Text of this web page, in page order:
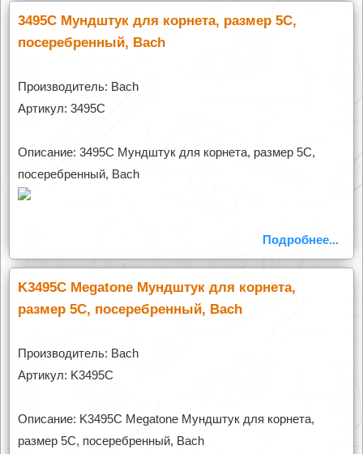
3495C Мундштук для корнета, размер 5C,
посеребренный, Bach
Производитель: Bach
Артикул: 3495C
Описание: 3495C Мундштук для корнета, размер 5C,
посеребренный, Bach
Подробнее...
K3495C Megatone Мундштук для корнета,
размер 5C, посеребренный, Bach
Производитель: Bach
Артикул: K3495C
Описание: K3495C Megatone Мундштук для корнета,
размер 5C, посеребренный, Bach